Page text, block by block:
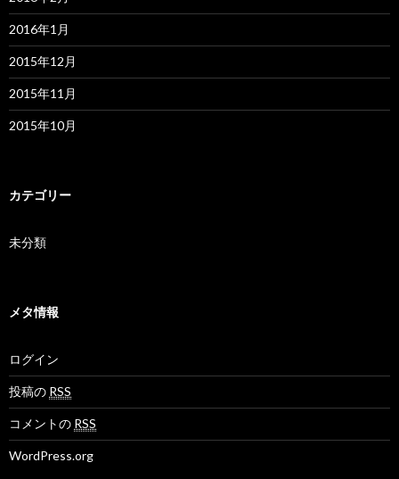
2016年1月
2015年12月
2015年11月
2015年10月
カテゴリー
未分類
メタ情報
ログイン
投稿の RSS
コメントの RSS
WordPress.org